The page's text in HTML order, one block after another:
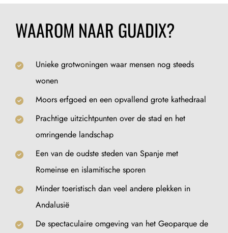
WAAROM NAAR GUADIX?
Unieke grotwoningen waar mensen nog steeds
wonen
Moors erfgoed en een opvallend grote kathedraal
Prachtige uitzichtpunten over de stad en het
omringende landschap
Een van de oudste steden van Spanje met
Romeinse en islamitische sporen
Minder toeristisch dan veel andere plekken in
Andalusië
De spectaculaire omgeving van het Geoparque de